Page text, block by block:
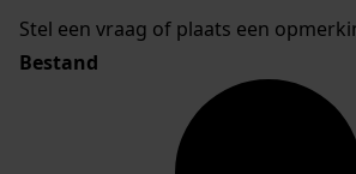
Stel een vraag of plaats een
Bestand